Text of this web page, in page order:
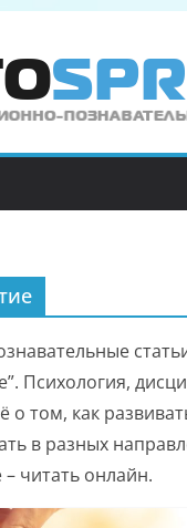
Психология,
о том, как
в разных
читать онлайн.